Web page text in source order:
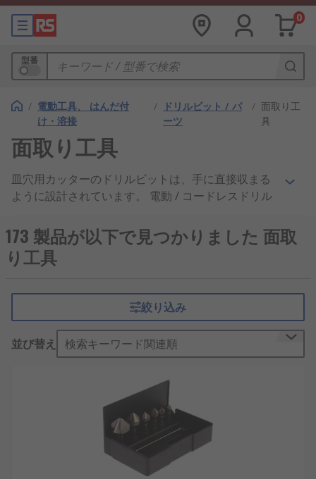
0
型番
/ 電動工具、 はんだ付
け・溶接
/
ドリルビット / パ
ーツ
/ 面取り工
具
面取り工具
皿穴用カッターのドリルビットは、手に直接収まる
ように設計されています。 電動 / コードレスドリル
クを備えています。 皿穴カッターは、パイロット穴
のリムの周囲に面取りをし、皿穴ねじの頭を平らに
SIT できるようにします。 また、皿穴カッターを使
ることもできます。
皿穴カッターのタイプ
クロスホール皿穴カッター：コーンの側面に
穴があいていて、これが切れ刃になります。
この皿穴カッターは、バリ取りに適していま
す。また、木材やプラスチックなどの柔らか
い材料に使用して、皿穴を作成することもで
きます。 この皿穴カッターの設計には、機械
的振動や「チャター」がなく、中心に留まる
173 製品が以下で見つかりました 面取
り工具
絞り込み
並び替え 検索キーワード関連順